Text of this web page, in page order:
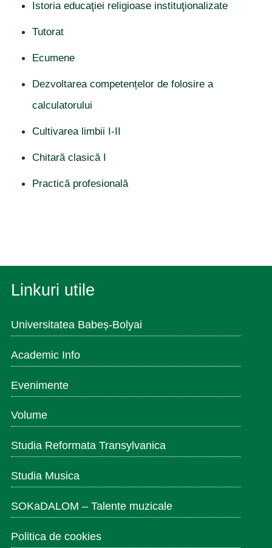
Istoria educaţiei religioase instituţionalizate
Tutorat
Ecumene
Dezvoltarea competențelor de folosire a
calculatorului
Cultivarea limbii I-II
Chitară clasică I
Practică profesională
Linkuri utile
Universitatea Babeș-Bolyai
Academic Info
Evenimente
Volume
Studia Reformata Transylvanica
Studia Musica
SOKaDALOM – Talente muzicale
Politica de cookies